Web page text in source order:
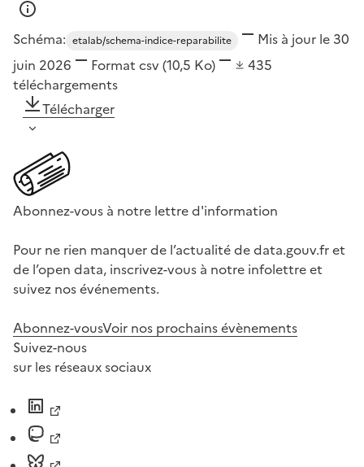
Schéma: etalab/schema-indice-reparabilite
Mis à jour le 30
juin 2026
Format csv(10,5 Ko)
435
téléchargements
Télécharger
Abonnez-vous à notre lettre d'information
Pour ne rien manquer de l’actualité de data.gouv.fr et
de l’open data, inscrivez-vous à notre infolettre et
suivez nos événements.
Abonnez-vousVoir nos prochains évènements
Suivez-nous
sur les réseaux sociaux